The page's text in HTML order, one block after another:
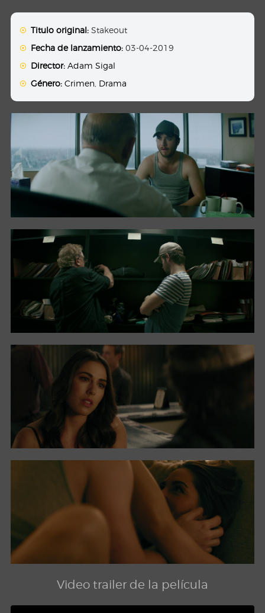
Titulo original: Stakeout
Fecha de lanzamiento: 03-04-2019
Director: Adam Sigal
Género: Crimen, Drama
Video trailer de la película